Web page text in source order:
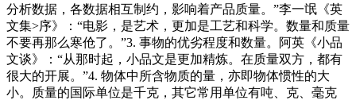
分析数据，各数据相互制约，影响着产品质量。”李一氓《英
文集>序》：“电影，是艺术，更加是工艺和科学。数量和质量
不要再那么寒伧了。”3. 事物的优劣程度和数量。阿英《小品
文谈》：“从那时起，小品文是更加精炼。在质量双方，都有
很大的开展。”4. 物体中所含物质的量，亦即物体惯性的大
小。质量的国际单位是千克，其它常用单位有吨、克、毫克